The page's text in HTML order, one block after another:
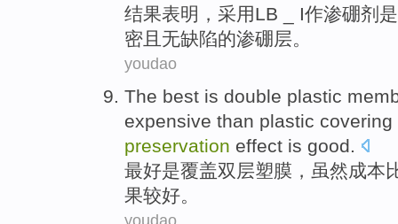
结果表明 ， 采用LB _ I作渗硼剂 是
密 且 无缺陷的渗硼 层 。
youdao
The best is double plastic
expensive than plastic covering
preservation effect is good.
最好是覆盖双层塑膜 ， 虽然成本
果较好。